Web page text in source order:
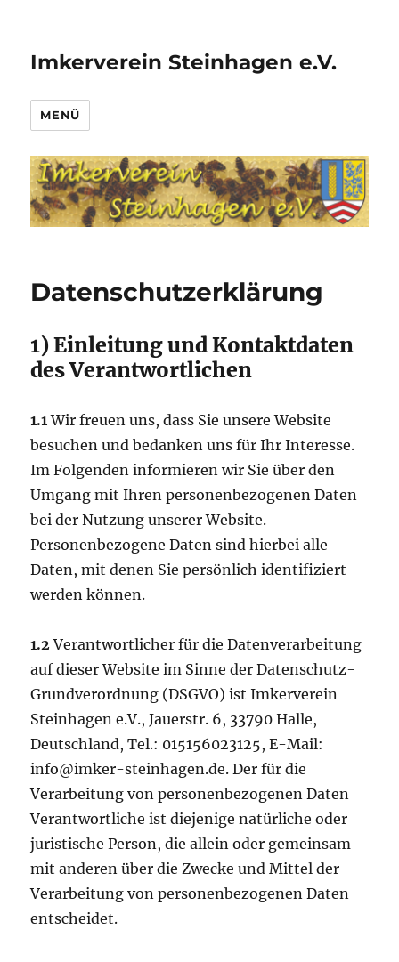
Imkerverein Steinhagen e.V.
MENÜ
Datenschutzerklärung
1) Einleitung und Kontaktdaten
des Verantwortlichen
1.1 Wir freuen uns, dass Sie unsere Website
besuchen und bedanken uns für Ihr Interesse.
Im Folgenden informieren wir Sie über den
Umgang mit Ihren personenbezogenen Daten
bei der Nutzung unserer Website.
Personenbezogene Daten sind hierbei alle
Daten, mit denen Sie persönlich identifiziert
werden können.
1.2Verantwortlicher für die Datenverarbeitung
auf dieser Website im Sinne der Datenschutz-
Grundverordnung (DSGVO) ist Imkerverein
Steinhagen e.V., Jauerstr. 6, 33790 Halle,
Deutschland, Tel.: 015156023125, E-Mail:
info@imker-steinhagen.de. Der für die
Verarbeitung von personenbezogenen Daten
Verantwortliche ist diejenige natürliche oder
juristische Person, die allein oder gemeinsam
mit anderen über die Zwecke und Mittel der
Verarbeitung von personenbezogenen Daten
entscheidet.